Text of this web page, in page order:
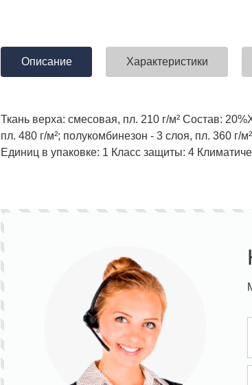
Бесплатная доставка! Униформа
Описание Характеристики
Ткань верха: смесовая, пл. 210 г/м² Состав:
пл. 480 г/м²; полукомбинезон - 3 слоя, пл. 360 г/м²
Единиц в упаковке: 1 Класс защиты: 4